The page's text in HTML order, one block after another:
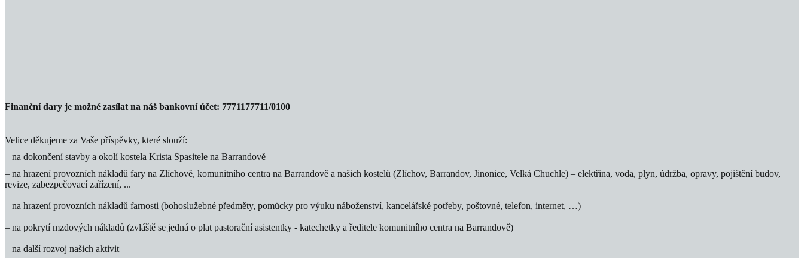
Finanční dary je možné zasílat na náš bankovní účet: 7771177711/0100
Velice děkujeme za Vaše příspěvky, které slouží:
– na dokončení stavby a okolí kostela Krista Spasitele na Barrandově
– na hrazení provozních nákladů fary na Zlíchově, komunitního centra na Barrandově a našich kostelů (Zlíchov, Barrandov, Jinonice, Velká Chuchle) – elektřina, voda, plyn, údržba, opravy, pojištění budov,
revize, zabezpečovací zařízení, ...
– na hrazení provozních nákladů farnosti (bohoslužebné předměty, pomůcky pro výuku náboženství, kancelářské potřeby, poštovné, telefon, internet, …)
– na pokrytí mzdových nákladů (zvláště se jedná o plat pastorační asistentky - katechetky a ředitele komunitního centra na Barrandově)
– na další rozvoj našich aktivit